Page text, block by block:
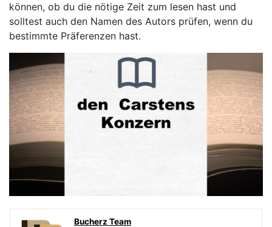
können, ob du die nötige Zeit zum lesen hast und
solltest auch den Namen des Autors prüfen, wenn du
bestimmte Präferenzen hast.
Bucherz Team